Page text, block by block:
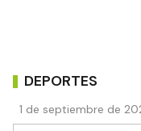
DEPORTES
1 de septiembre de